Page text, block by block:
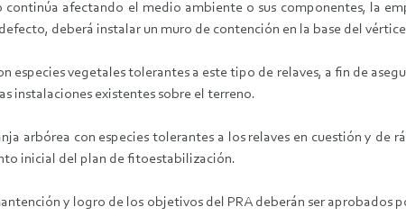
afectando el medio ambiente o sus componentes, la
deberá instalar un muro de contención en la base del vértice
vegetales tolerantes a este tipo de relaves, a fin de
instalaciones existentes sobre el terreno.
arbórea con especies tolerantes a los relaves en cuestión y
inicial del plan de fitoestabilización.
y logro de los objetivos del PRA deberán ser aprobados